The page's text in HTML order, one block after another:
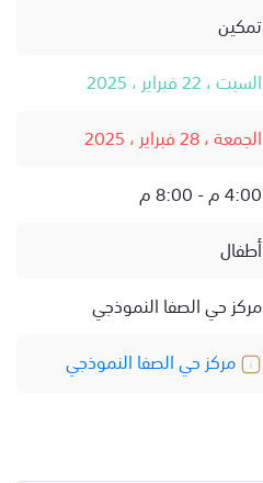
تمكين
السبت ، 22 فبراير ، 2025
الجمعة ، 28 فبراير ، 2025
4:00 م - 8:00 م
أطفال
مركز حي الصفا النموذجي
مركز حي الصفا النموذجي